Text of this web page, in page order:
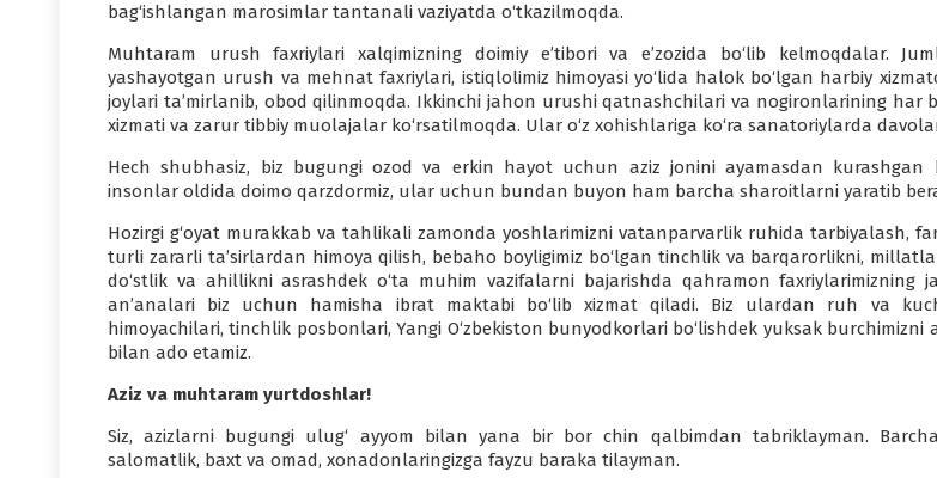
bag‘ishlangan marosimlar tantanali vaziyatda o‘tkazilmoqda.
Muhtaram urush faxriylari xalqimizning doimiy e’tibori va e’zozida bo‘lib kelmoqdalar.
yashayotgan urush va mehnat faxriylari, istiqlolimiz himoyasi yo‘lida halok bo‘lgan harbiy
joylari ta’mirlanib, obod qilinmoqda. Ikkinchi jahon urushi qatnashchilari va nogironlarining har
xizmati va zarur tibbiy muolajalar ko‘rsatilmoqda. Ular o‘z xohishlariga ko‘ra sanatoriylarda
Hech shubhasiz, biz bugungi ozod va erkin hayot uchun aziz jonini ayamasdan kurashgan
insonlar oldida doimo qarzdormiz, ular uchun bundan buyon ham barcha sharoitlarni yaratib
Hozirgi g‘oyat murakkab va tahlikali zamonda yoshlarimizni vatanparvarlik ruhida tarbiyalash,
turli zararli ta’sirlardan himoya qilish, bebaho boyligimiz bo‘lgan tinchlik va barqarorlikni,
do‘stlik va ahillikni asrashdek o‘ta muhim vazifalarni bajarishda qahramon faxriylarimizning
an’analari biz uchun hamisha ibrat maktabi bo‘lib xizmat qiladi. Biz ulardan ruh va
himoyachilari, tinchlik posbonlari, Yangi O‘zbekiston bunyodkorlari bo‘lishdek yuksak
bilan ado etamiz.
Aziz va muhtaram yurtdoshlar!
Siz, azizlarni bugungi ulug‘ ayyom bilan yana bir bor chin qalbimdan tabriklayman.
salomatlik, baxt va omad, xonadonlaringizga fayzu baraka tilayman.